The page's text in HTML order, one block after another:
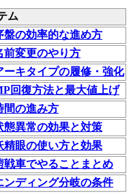
ム
盤の効率的な進め方
前変更のやり方
ーキタイプの履修・強化
回復方法と最大値上げ
間の進み方
態異常の効果と対策
精眼の使い方と効果
戦車でやることまとめ
ンディング分岐の条件